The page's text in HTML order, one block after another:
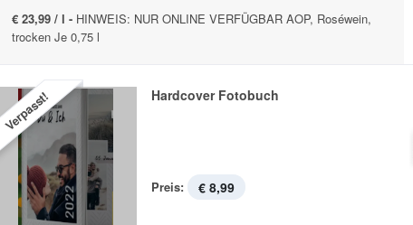
€ 23,99 / l - HINWEIS: NUR ONLINE VERFÜGBAR AOP, Roséwein,
trocken Je 0,75 l
Verpasst! Hardcover Fotobuch
Preis: € 8,99